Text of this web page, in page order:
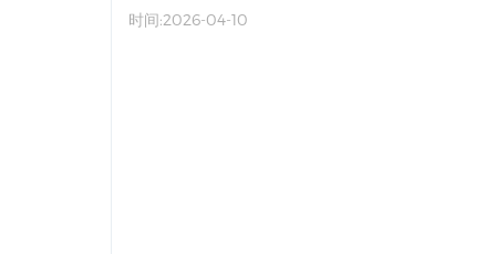
时间:2026-04-10